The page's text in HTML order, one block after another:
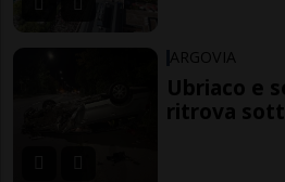
ARGOVIA
Ubriaco e
ritrova